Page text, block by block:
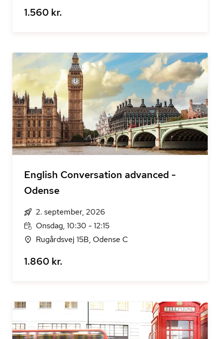
1.560 kr.
English Conversation advanced -
Odense
2. september, 2026
Onsdag, 10:30 - 12:15
Rugårdsvej 15B, Odense C
1.860 kr.